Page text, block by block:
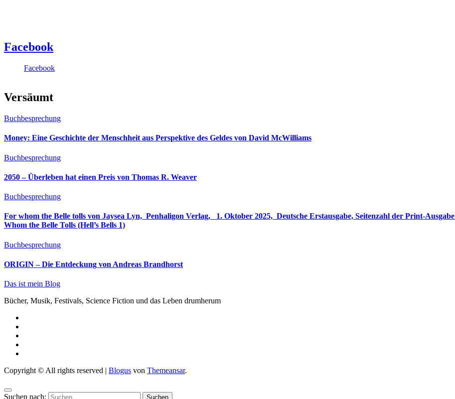
Facebook
Facebook
Versäumt
Buchbesprechung
Money: Eine Geschichte der Menschheit aus Perspektive des Geldes von David McWilliams
Buchbesprechung
2050 – Überleben hat einen Preis von Thomas R. Weaver
Buchbesprechung
For whom the Belle tolls von Jaysea Lyn, ‎ Penhaligon Verlag, ‎ 1. Oktober 2025, ‎ Deutsche Erstausgabe, Seitenzahl der Print-Ausgabe ‏ : ‎ 848 Seiten, ISBN-13 ‏ : ‎ 978-3764533694, Originaltitel ‏ : ‎ For
Whom the Belle Tolls (Hell’s Bells 1)
Buchbesprechung
ORIGIN – Die Entdeckung von Andreas Brandhorst
Das ist mein Blog
Bücher, Musik, Festivals, Science Fiction und das Leben drumherum
Copyright © All rights reserved | Blogus von Themeansar.
Suchen nach: